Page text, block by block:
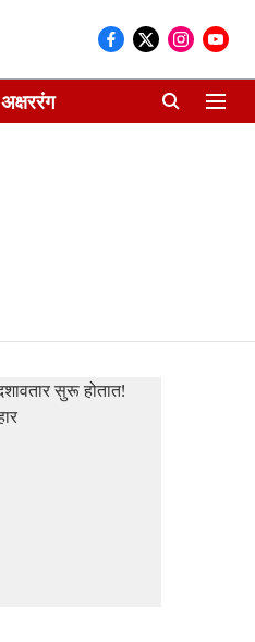
अक्षररंग